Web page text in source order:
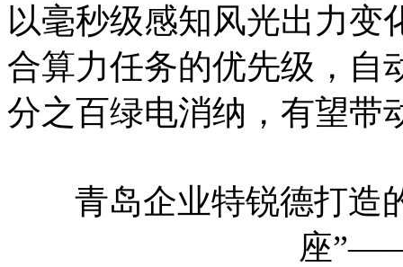
以毫秒级感知风光出力变
合算力任务的优先级，自
分之百绿电消纳，有望带
青岛企业特锐德打造
座